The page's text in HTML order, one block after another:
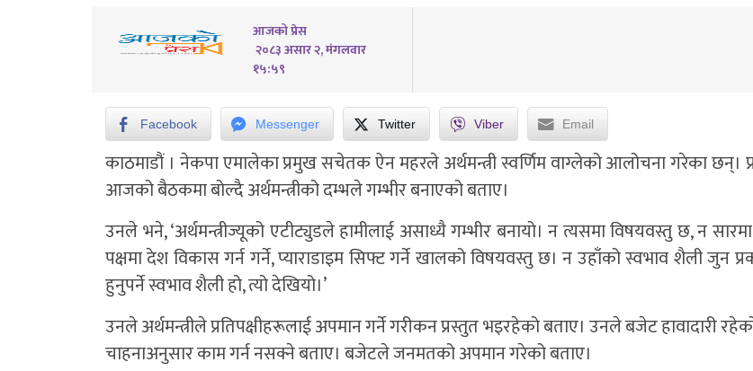
आजको प्रेस
२०८३ असार २, मंगलवार
१५:५९
Facebook Messenger Twitter Viber Email
काठमाडौं । नेकपा एमालेका प्रमुख सचेतक ऐन महरले अर्थमन्त्री स्वर्णिम वाग्लेको आलोचना गरेका छन्।
आजको बैठकमा बोल्दै अर्थमन्त्रीको दम्भले गम्भीर बनाएको बताए।
उनले भने, ‘अर्थमन्त्रीज्यूको एटीट्युडले हामीलाई असाध्यै गम्भीर बनायो। न त्यसमा विषयवस्तु छ, न
पक्षमा देश विकास गर्न गर्ने, प्याराडाइम सिफ्ट गर्ने खालको विषयवस्तु छ। न उहाँको स्वभाव शैली जुन
हुनुपर्ने स्वभाव शैली हो, त्यो देखियो।’
उनले अर्थमन्त्रीले प्रतिपक्षीहरूलाई अपमान गर्ने गरीकन प्रस्तुत भइरहेको बताए। उनले बजेट हावादारी
चाहनाअनुसार काम गर्न नसक्ने बताए। बजेटले जनमतको अपमान गरेको बताए।